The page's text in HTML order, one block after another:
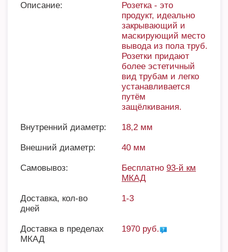
Описание:
Розетка - это
продукт, идеально
закрывающий и
маскирующий место
вывода из пола труб.
Розетки придают
более эстетичный
вид трубам и легко
устанавливается
путём
защёлкивания.
Внутренний диаметр: 18,2 мм
Внешний диаметр: 40 мм
Самовывоз: Бесплатно 93-й км
МКАД
Доставка, кол-во
дней
1-3
Доставка в пределах
МКАД
1970 руб.